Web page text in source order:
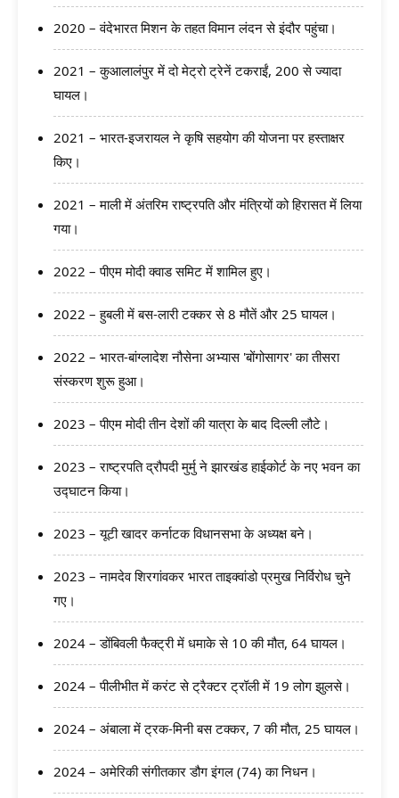
2020 – वंदेभारत मिशन के तहत विमान लंदन से इंदौर पहुंचा।
2021 – कुआलालंपुर में दो मेट्रो ट्रेनें टकराईं, 200 से ज्यादा
घायल।
2021 – भारत-इजरायल ने कृषि सहयोग की योजना पर हस्ताक्षर
किए।
2021 – माली में अंतरिम राष्ट्रपति और मंत्रियों को हिरासत में लिया
गया।
2022 – पीएम मोदी क्‍वाड समिट में शामिल हुए।
2022 – हुबली में बस-लारी टक्कर से 8 मौतें और 25 घायल।
2022 – भारत-बांग्लादेश नौसेना अभ्यास 'बोंगोसागर' का तीसरा
संस्करण शुरू हुआ।
2023 – पीएम मोदी तीन देशों की यात्रा के बाद दिल्ली लौटे।
2023 – राष्ट्रपति द्रौपदी मुर्मु ने झारखंड हाईकोर्ट के नए भवन का
उद्घाटन किया।
2023 – यूटी खादर कर्नाटक विधानसभा के अध्यक्ष बने।
2023 – नामदेव शिरगांवकर भारत ताइक्वांडो प्रमुख निर्विरोध चुने
गए।
2024 – डोंबिवली फैक्ट्री में धमाके से 10 की मौत, 64 घायल।
2024 – पीलीभीत में करंट से ट्रैक्टर ट्रॉली में 19 लोग झुलसे।
2024 – अंबाला में ट्रक-मिनी बस टक्कर, 7 की मौत, 25 घायल।
2024 – अमेरिकी संगीतकार डौग इंगल (74) का निधन।